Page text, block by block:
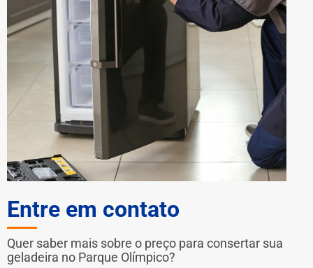
Entre em contato
Quer saber mais sobre o preço para consertar sua
geladeira no Parque Olímpico?